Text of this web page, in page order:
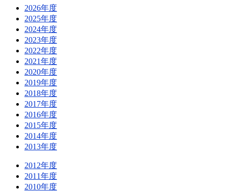
2026年度
2025年度
2024年度
2023年度
2022年度
2021年度
2020年度
2019年度
2018年度
2017年度
2016年度
2015年度
2014年度
2013年度
2012年度
2011年度
2010年度